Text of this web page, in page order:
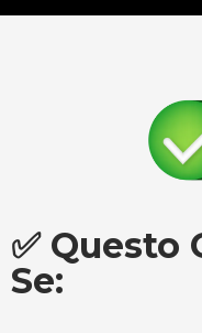
✅ Questo
Se: